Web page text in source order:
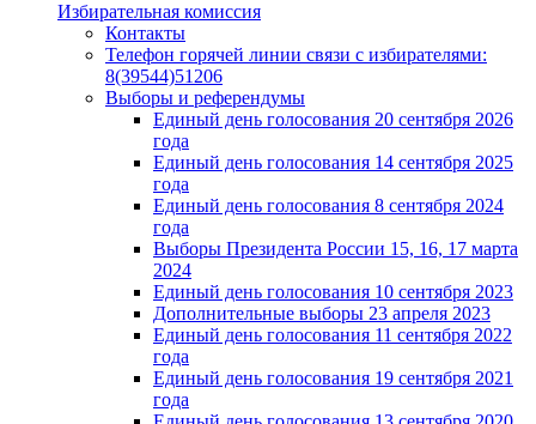
Избирательная комиссия
Контакты
Телефон горячей линии связи с избирателями:
8(39544)51206
Выборы и референдумы
Единый день голосования 20 сентября 2026
года
Единый день голосования 14 сентября 2025
года
Единый день голосования 8 сентября 2024
года
Выборы Президента России 15, 16, 17 марта
2024
Единый день голосования 10 сентября 2023
Дополнительные выборы 23 апреля 2023
Единый день голосования 11 сентября 2022
года
Единый день голосования 19 сентября 2021
года